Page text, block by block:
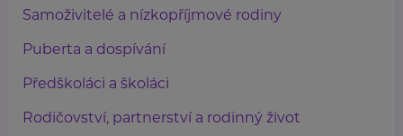
Samoživitelé a nízkopříjmové rodiny
Puberta a dospívání
Předškoláci a školáci
Rodičovství, partnerství a rodinný život